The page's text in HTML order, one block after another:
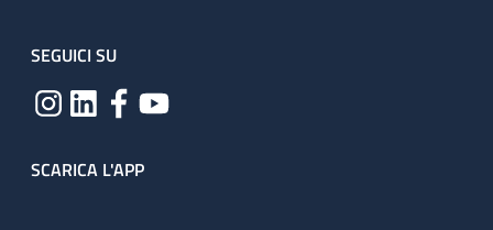
SEGUICI SU
SCARICA L'APP